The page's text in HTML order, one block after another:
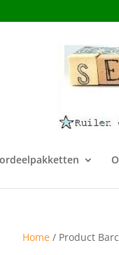
Home/ Product